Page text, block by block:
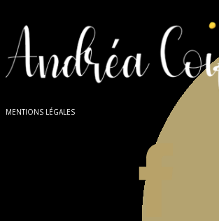
MENTIONS LÉGALES